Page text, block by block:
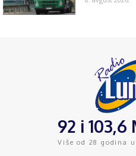
92 i 103,6
Više od 28 godina